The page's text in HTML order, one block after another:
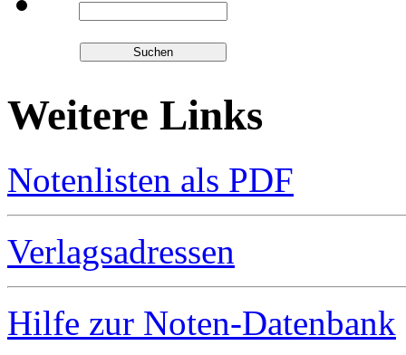
Weitere Links
Notenlisten als PDF
Verlagsadressen
Hilfe zur Noten-Datenbank